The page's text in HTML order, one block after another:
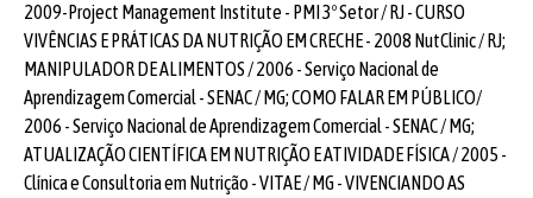
2009-Project Management Institute - PMI 3º Setor / RJ - CURSO
VIVÊNCIAS E PRÁTICAS DA NUTRIÇÃO EM CRECHE - 2008 NutClinic / RJ;
MANIPULADOR DE ALIMENTOS / 2006 - Serviço Nacional de
Aprendizagem Comercial - SENAC / MG; COMO FALAR EM PÚBLICO/
2006 - Serviço Nacional de Aprendizagem Comercial - SENAC / MG;
ATUALIZAÇÃO CIENTÍFICA EM NUTRIÇÃO E ATIVIDADE FÍSICA / 2005 -
Clínica e Consultoria em Nutrição - VITAE / MG - VIVENCIANDO AS